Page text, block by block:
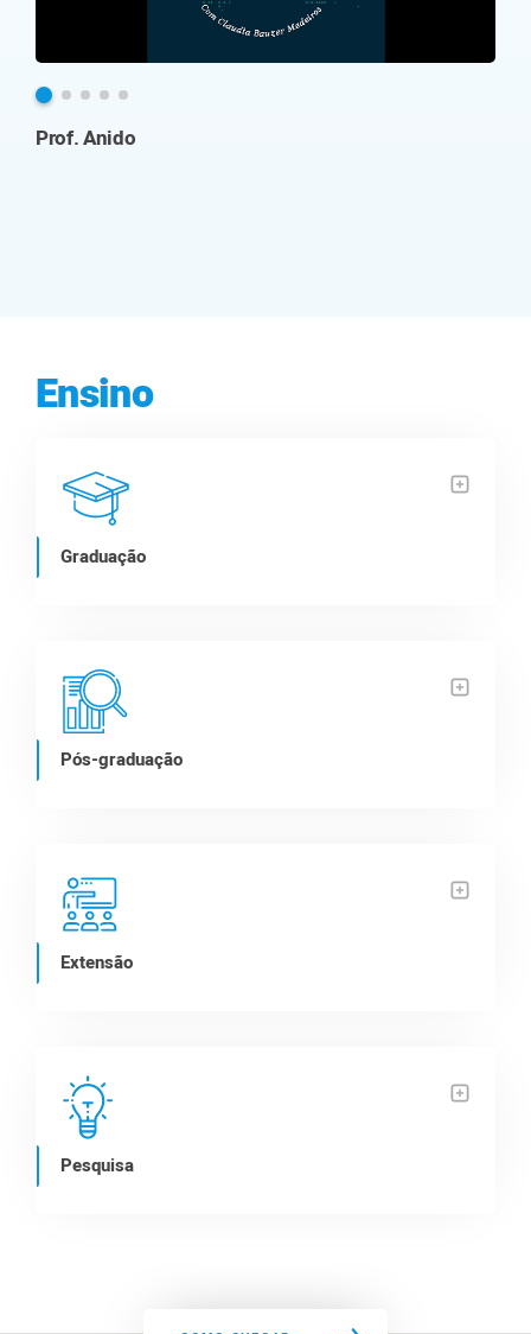
Vídeo Prof. Lucas Wanner
Ensino
Graduação
Pós-graduação
Extensão
Pesquisa